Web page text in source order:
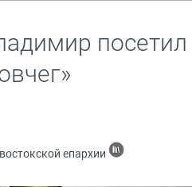
епархии